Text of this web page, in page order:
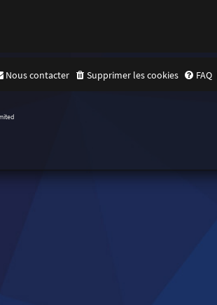
FAQ
Supprimer les cookies
Nous contacter